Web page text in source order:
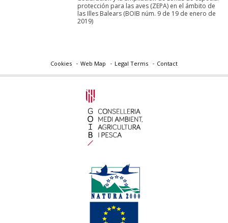
protección para las aves (ZEPA) en el ámbito de
las Illes Balears (BOIB núm. 9 de 19 de enero de
2019)
Cookies Web Map Legal Terms Contact